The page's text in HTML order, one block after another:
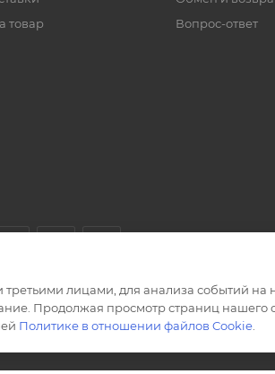
товар
Вопрос-ответ
лицами, для анализа событий на
Продолжая просмотр страниц нашего
Политике в отношении файлов Cookie